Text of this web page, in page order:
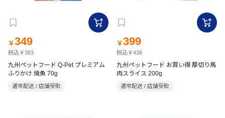
￥349
税込￥383
九州ペットフード Q-Pet プレミアム
ふりかけ 焼魚 70g
通常配送 / 店舗受取
￥399
税込￥438
九州ペットフード お買い得 厚切り馬
肉スライス 200g
通常配送 / 店舗受取